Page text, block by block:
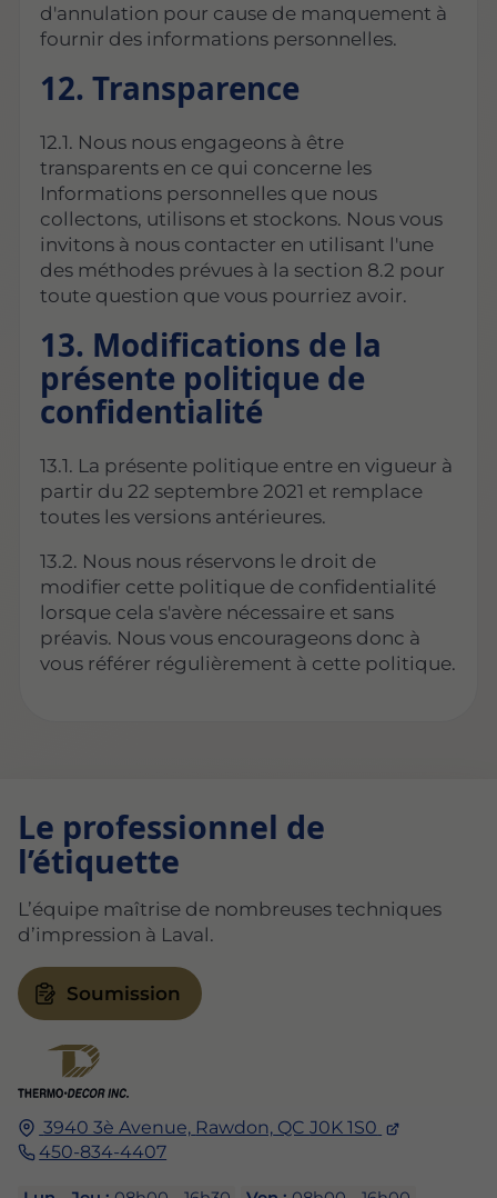
d'annulation pour cause de manquement à
fournir des informations personnelles.
12. Transparence
12.1. Nous nous engageons à être
transparents en ce qui concerne les
Informations personnelles que nous
collectons, utilisons et stockons. Nous vous
invitons à nous contacter en utilisant l'une
des méthodes prévues à la section 8.2 pour
toute question que vous pourriez avoir.
13. Modifications de la
présente politique de
confidentialité
13.1. La présente politique entre en vigueur à
partir du 22 septembre 2021 et remplace
toutes les versions antérieures.
13.2. Nous nous réservons le droit de
modifier cette politique de confidentialité
lorsque cela s'avère nécessaire et sans
préavis. Nous vous encourageons donc à
vous référer régulièrement à cette politique.
3940 3è Avenue, Rawdon, QCJ0K 1S0
450-834-4407
Le professionnel de
l’étiquette
L’équipe maîtrise de nombreuses techniques
d’impression à Laval.
Soumission